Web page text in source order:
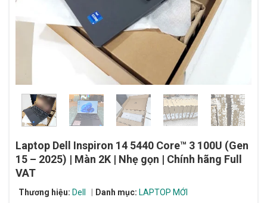
Laptop Dell Inspiron 14 5440 Core™ 3 100U (Gen
15 – 2025) | Màn 2K | Nhẹ gọn | Chính hãng Full
VAT
Thương hiệu: Dell Danh mục: LAPTOP MỚI